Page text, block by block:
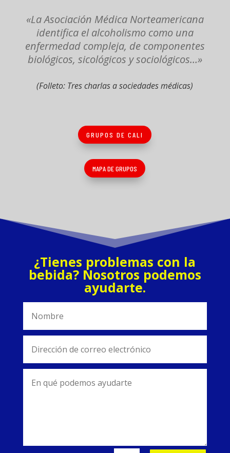
«La Asociación Médica Norteamericana
identifica el alcoholismo como una
enfermedad compleja, de componentes
biológicos, sicológicos y sociológicos…»
(Folleto: Tres charlas a sociedades médicas)
GRUPOS DE CALI
MAPA DE GRUPOS
¿Tienes problemas con la
bebida? Nosotros podemos
ayudarte.